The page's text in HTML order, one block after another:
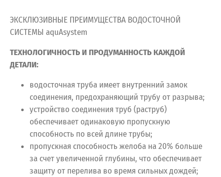
ЭКСКЛЮЗИВНЫЕ ПРЕИМУЩЕСТВА ВОДОСТОЧНОЙ
СИСТЕМЫ aquAsystem
ТЕХНОЛОГИЧНОСТЬ И ПРОДУМАННОСТЬ КАЖДОЙ
ДЕТАЛИ:
водосточная труба имеет внутренний замок
соединения, предохраняющий трубу от разрыва;
устройство соединения труб (раструб)
обеспечивает одинаковую пропускную
способность по всей длине трубы;
пропускная способность желоба на 20% больше
за счет увеличенной глубины, что обеспечивает
защиту от перелива во время сильных дождей;